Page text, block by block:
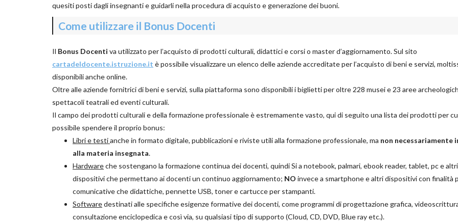
quesiti posti dagli insegnanti e guidarli nella procedura di acquisto e generazione dei buoni.
Come utilizzare il Bonus Docenti
Il Bonus Docenti va utilizzato per l’acquisto di prodotti culturali, didattici e corsi o master d’aggiornamento. Sul sito
cartadeldocente.istruzione.it è possibile visualizzare un elenco delle aziende accreditate per l’acquisto di beni e servizi,
disponibili anche online.
Oltre alle aziende fornitrici di beni e servizi, sulla piattaforma sono disponibili i biglietti per oltre 228 musei e 23 aree
spettacoli teatrali ed eventi culturali.
Il campo dei prodotti culturali e della formazione professionale è estremamente vasto, qui di seguito una lista dei prodotti per
possibile spendere il proprio bonus:
Libri e testianche in formato digitale, pubblicazioni e riviste utili alla formazione professionale, ma non necessariamente
alla materia insegnata.
Hardwareche sostengano la formazione continua dei docenti, quindi Si a notebook, palmari, ebook reader, tablet, pc e altri
dispositivi che permettano ai docenti un continuo aggiornamento; NO invece a smartphone e altri dispositivi con finalità
comunicative che didattiche, pennette USB, toner e cartucce per stampanti.
Softwaredestinati alle specifiche esigenze formative dei docenti, come programmi di progettazione grafica,
consultazione enciclopedica e così via, su qualsiasi tipo di supporto (Cloud, CD, DVD, Blue ray etc.).